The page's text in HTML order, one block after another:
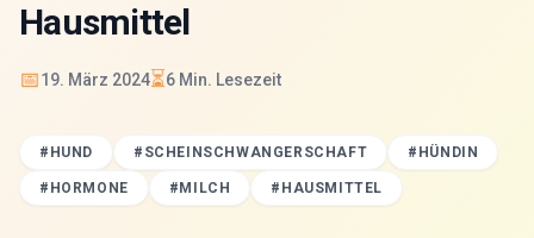
Hausmittel
📅19. März 2024⏳6 Min. Lesezeit
# HUND # SCHEINSCHWANGERSCHAFT # HÜNDIN
# HORMONE # MILCH # HAUSMITTEL